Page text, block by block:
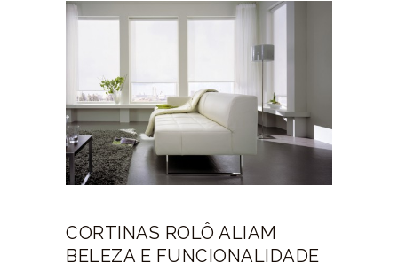
CORTINAS ROLÔ ALIAM
BELEZA E FUNCIONALIDADE